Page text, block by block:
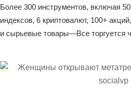
Более 300 инструментов, включая
индексов, 6 криптовалют, 100+
и сырьевые товары—Все торгуется